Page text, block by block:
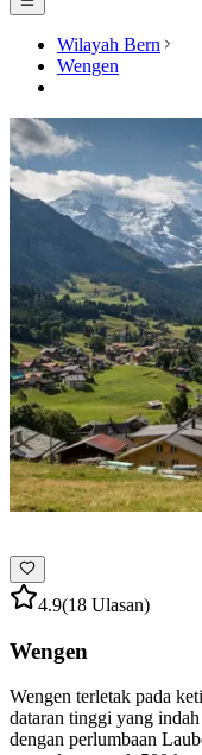
Wilayah Bern
Wengen
4.9(18 Ulasan)
Wengen
Wengen terletak pada
dataran tinggi yang
dengan perlumbaan